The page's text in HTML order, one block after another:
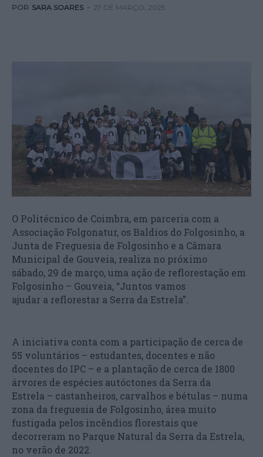
POR SARA SOARES - 27 DE MARÇO, 2025
O Politécnico de Coimbra, em parceria com a
Associação Folgonatur, os Baldios do Folgosinho, a
Junta de Freguesia de Folgosinho e a Câmara
Municipal de Gouveia, realiza no próximo
sábado, 29 de março, uma ação de reflorestação em
Folgosinho – Gouveia, “Juntos vamos
ajudar a reflorestar a Serra da Estrela”.
A iniciativa conta com a participação de cerca de
55 voluntários – estudantes, docentes e não
docentes do IPC – e a plantação de cerca de 1800
árvores de espécies autóctones da Serra da
Estrela – castanheiros, carvalhos e bétulas – numa
zona da freguesia de Folgosinho, área muito
fustigada pelos incêndios florestais que
decorreram no Parque Natural da Serra da Estrela,
no verão de 2022.